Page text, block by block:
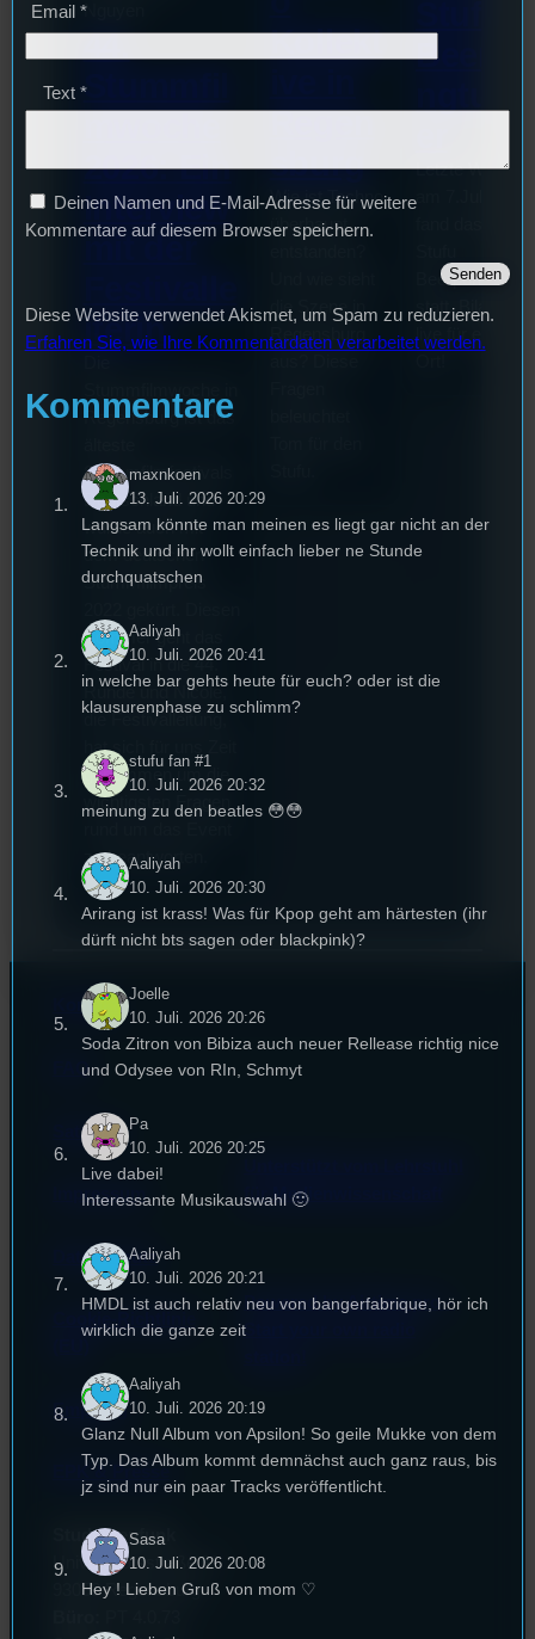
Nguyen
44.
Stummfil
2026: Ein
Interview
mit der
iterin
Stummfilmwoche in
Regensburg ist das
Stummfilmfestivals
Deutschland und
wurde auch mit
dem deutschen
Stummfilmpreis
Sommer geht das
Festival in die 44.
Runde und Nicole,
die Festivalleitung,
hat sich für uns Zeit
genommen um die
wichtigsten Fragen
zu beantworten.
Kollekt
Regen
sburg
Wie ist Techno
überhaupt
die Szene in
Regensburg
Beerpo
Letzte Woche
am 7.Juli 2026
statt. Bilal war
live für euch
Kontakt
FAQ
Satzung
Impressum
Datenschutz
Cookie-Richtlinie
Empfang
EPK & Presse
für Medienwissenschaft
Powered by Airtime.pro –
Start your own radio
Studentenfunk
Universitätsstraße 31
93053 Regensburg
Email *
Text *
Deinen Namen und E-Mail-Adresse für weitere
Kommentare auf diesem Browser speichern.
Diese Website verwendet Akismet, um Spam zu reduzieren.
Erfahren Sie, wie Ihre Kommentardaten verarbeitet werden.
Kommentare
maxnkoen
13. Juli. 2026 20:29
Langsam könnte man meinen es liegt gar nicht an der
Technik und ihr wollt einfach lieber ne Stunde
durchquatschen
Aaliyah
10. Juli. 2026 20:41
in welche bar gehts heute für euch? oder ist die
klausurenphase zu schlimm?
stufu fan #1
10. Juli. 2026 20:32
meinung zu den beatles 😳😳
Aaliyah
10. Juli. 2026 20:30
Arirang ist krass! Was für Kpop geht am härtesten (ihr
dürft nicht bts sagen oder blackpink)?
Joelle
10. Juli. 2026 20:26
Soda Zitron von Bibiza auch neuer Rellease richtig nice
und Odysee von RIn, Schmyt
Pa
10. Juli. 2026 20:25
Live dabei!
Interessante Musikauswahl 🙂
Aaliyah
10. Juli. 2026 20:21
HMDL ist auch relativ neu von bangerfabrique, hör ich
wirklich die ganze zeit
Aaliyah
10. Juli. 2026 20:19
Glanz Null Album von Apsilon! So geile Mukke von dem
Typ. Das Album kommt demnächst auch ganz raus, bis
jz sind nur ein paar Tracks veröffentlicht.
Sasa
10. Juli. 2026 20:08
Hey ! Lieben Gruß von mom ♡